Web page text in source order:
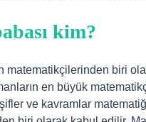
kim?
matematikçilerinden biri
en büyük
ve kavramlar